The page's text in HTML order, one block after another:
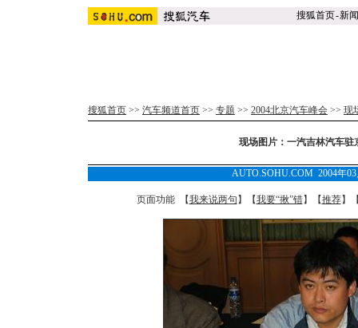
搜狐首页-新闻
搜狐首页 >> 汽车频道首页 >> 专题 >> 2004北京汽车峰会 >> 现
现场图片：一汽吉林汽车驻
AUTO.SOHU.COM 2004年
页面功能 【我来说两句 】【我要“揪”错】【推荐】